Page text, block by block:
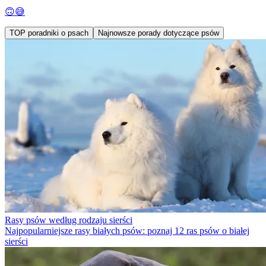
🙃😅
TOP poradniki o psach Najnowsze porady dotyczące psów
Rasy psów według rodzaju sierści
Najpopularniejsze rasy białych psów: poznaj 12 ras psów o białej
sierści